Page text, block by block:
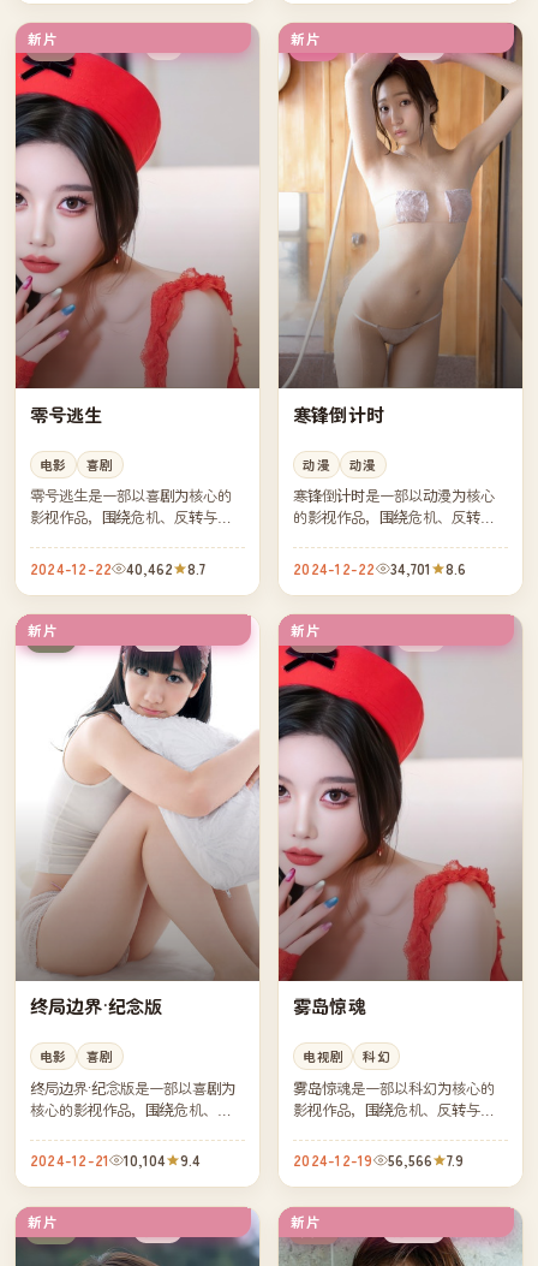
新片
中国
零号逃生
电影 喜剧
零号逃生是一部以喜剧为核心的
影视作品，围绕危机、反转与人
得推荐观看。
2024-12-22 40,462 8.7
新片
韩国
寒锋倒计时
动漫 动漫
寒锋倒计时是一部以动漫为核心
的影视作品，围绕危机、反转与
值得推荐观看。
2024-12-22 34,701 8.6
新片
日本
终局边界·纪念版
电影 喜剧
终局边界·纪念版是一部以喜剧为
核心的影视作品，围绕危机、反
凑，值得推荐观看。
2024-12-21 10,104 9.4
新片
中国
雾岛惊魂
电视剧 科幻
雾岛惊魂是一部以科幻为核心的
影视作品，围绕危机、反转与人
得推荐观看。
2024-12-19 56,566 7.9
新片
日本 新片
英国